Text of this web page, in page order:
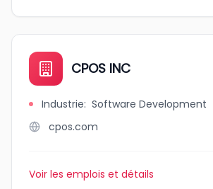
CPOS INC
Industrie: Software Development
cpos.com
Voir les emplois et détails